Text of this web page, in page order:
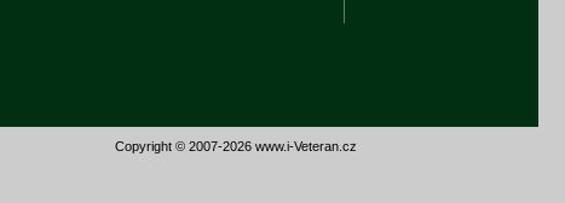
Copyright © 2007-2026 www.i-Veteran.cz